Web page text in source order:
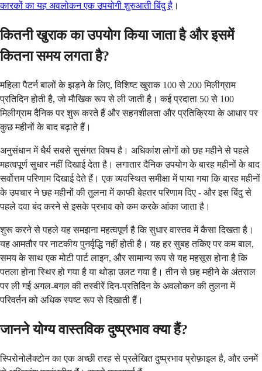
कारकों का यह अवलोकन एक उपयोगी शुरुआती बिंदु है ।
कितनी खुराक का उपयोग किया जाता है और इसमें
कितना समय लगता है?
महिला पैटर्न बालों के झड़ने के लिए, विशिष्ट खुराक 100 से 200 मिलीग्राम
प्रतिदिन होती है, जो मौखिक रूप से ली जाती है। कई प्रदाता 50 से 100
मिलीग्राम दैनिक पर शुरू करते हैं और सहनशीलता और प्रतिक्रिया के आधार पर
कुछ महीनों के बाद बढ़ाते हैं।
अनुसंधान में धैर्य सबसे सुसंगत विषय है। अधिकांश लोगों को छह महीने से पहले
महत्वपूर्ण सुधार नहीं दिखाई देता है। लगातार दैनिक उपयोग के बारह महीनों के बाद
सर्वोत्तम परिणाम दिखाई देते हैं। एक व्यवस्थित समीक्षा में पाया गया कि बारह महीनों
के उपचार ने छह महीनों की तुलना में काफी बेहतर परिणाम दिए - और इस बिंदु से
पहले दवा बंद करने से इसके प्रभाव को कम करके आंका जाता है।
शुरू करने से पहले यह समझना महत्वपूर्ण है कि सुधार वास्तव में कैसा दिखता है।
यह आमतौर पर नाटकीय पुनर्वृद्धि नहीं होती है। यह हर सुबह तकिए पर कम बाल,
समय के साथ एक मोटी पार्ट लाइन, और सामान्य रूप से यह महसूस होना है कि
पतला होना स्थिर हो गया है या थोड़ा उलट गया है। तीन से छह महीने के अंतराल
पर ली गई अगल-बगल की तस्वीरें दिन-प्रतिदिन के अवलोकन की तुलना में
परिवर्तन को अधिक स्पष्ट रूप से दिखाती हैं।
जानने योग्य वास्तविक दुष्प्रभाव क्या हैं?
स्पिरोनोलैक्टोन का एक अच्छी तरह से प्रलेखित दुष्प्रभाव प्रोफ़ाइल है, और उनमें